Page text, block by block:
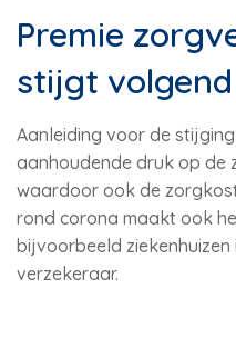
Premie
stijgt
Aanleiding voor de
aanhoudende druk op de
waardoor ook de
rond corona maakt ook
bijvoorbeeld
verzekeraar.